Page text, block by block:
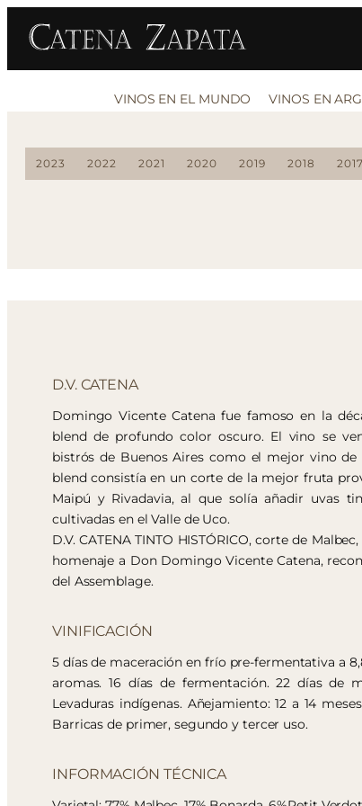
VINOS EN EL MUNDO VINOS EN
2023 2022 2021 2020 2019 2018 2017
D.V. CATENA
Domingo Vicente Catena fue famoso en la
blend de profundo color oscuro. El vino se
bistrós de Buenos Aires como el mejor vino
blend consistía en un corte de la mejor fruta
Maipú y Rivadavia, al que solía añadir uvas
cultivadas en el Valle de Uco.
D.V. CATENA TINTO HISTÓRICO, corte de
homenaje a Don Domingo Vicente Catena,
del Assemblage.
VINIFICACIÓN
5 días de maceración en frío pre-fermentativa a
aromas. 16 días de fermentación. 22 días de
Levaduras indígenas. Añejamiento: 12 a 14
Barricas de primer, segundo y tercer uso.
INFORMACIÓN TÉCNICA